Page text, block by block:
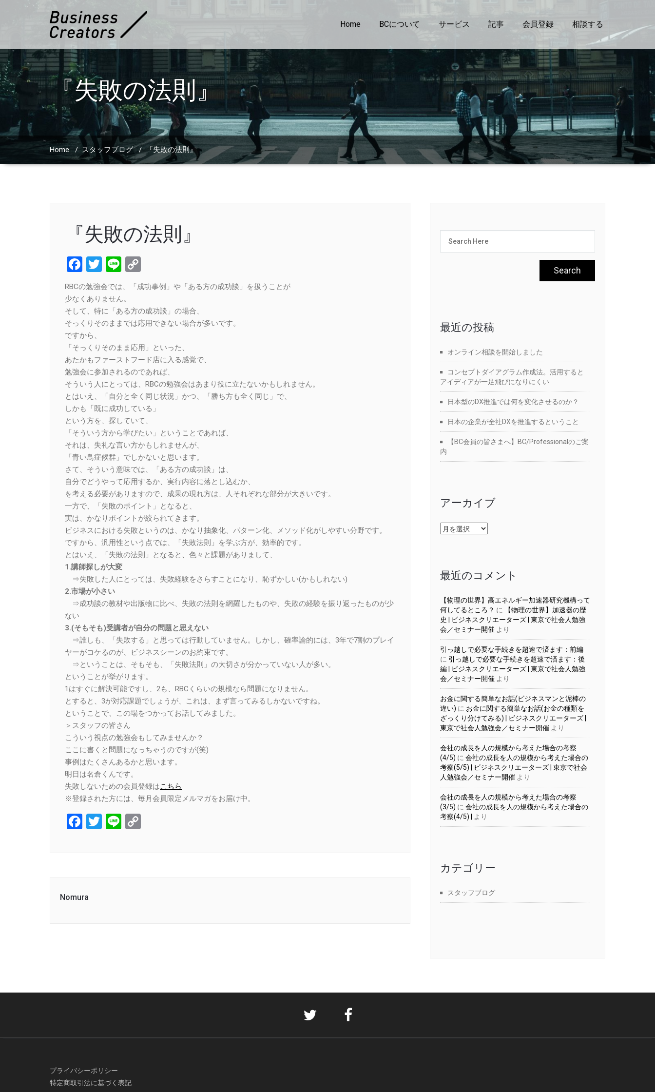
Home BCについて サービス 記事 会員登録 相談する
『失敗の法則』
Home / スタッフブログ/ 『失敗の法則』
『失敗の法則』
Facebook
Twitter
Line
Link
RBCの勉強会では、「成功事例」や「ある方の成功談」を扱うことが
少なくありません。
そして、特に「ある方の成功談」の場合、
そっくりそのままでは応用できない場合が多いです。
ですから、
「そっくりそのまま応用」といった、
あたかもファーストフード店に入る感覚で、
勉強会に参加されるのであれば、
そういう人にとっては、RBCの勉強会はあまり役に立たないかもしれません。
とはいえ、「自分と全く同じ状況」かつ、「勝ち方も全く同じ」で、
しかも「既に成功している」
という方を、探していて、
「そういう方から学びたい」ということであれば、
それは、失礼な言い方かもしれませんが、
「青い鳥症候群」でしかないと思います。
さて、そういう意味では、「ある方の成功談」は、
自分でどうやって応用するか、実行内容に落とし込むか、
を考える必要がありますので、成果の現れ方は、人それぞれな部分が大きいです。
一方で、「失敗のポイント」となると、
実は、かなりポイントが絞られてきます。
ビジネスにおける失敗というのは、かなり抽象化、パターン化、メソッド化がしやすい分野です。
ですから、汎用性という点では、「失敗法則」を学ぶ方が、効率的です。
とはいえ、「失敗の法則」となると、色々と課題がありまして、
1.講師探しが大変
⇒失敗した人にとっては、失敗経験をさらすことになり、恥ずかしい(かもしれない)
2.市場が小さい
⇒成功談の教材や出版物に比べ、失敗の法則を網羅したものや、失敗の経験を振り返ったものが少
ない
3.(そもそも)受講者が自分の問題と思えない
⇒誰しも、「失敗する」と思っては行動していません。しかし、確率論的には、3年で7割のプレイ
ヤーがコケるのが、ビジネスシーンのお約束です。
⇒ということは、そもそも、「失敗法則」の大切さが分かっていない人が多い。
ということが挙がります。
1はすぐに解決可能ですし、2も、RBCくらいの規模なら問題になりません。
とすると、3が対応課題でしょうが、これは、まず言ってみるしかないですね。
ということで、この場をつかってお話してみました。
＞スタッフの皆さん
こういう視点の勉強会もしてみませんか？
ここに書くと問題になっちゃうのですが(笑)
事例はたくさんあるかと思います。
明日は名倉くんです。
失敗しないための会員登録はこちら
※登録された方には、毎月会員限定メルマガをお届け中。
Facebook
Twitter
Line
Nomura
最近の投稿
オンライン相談を開始しました
コンセプトダイアグラム作成法。活用すると
アイディアが一足飛びになりにくい
日本型のDX推進では何を変化させるのか？
日本の企業が全社DXを推進するということ
【BC会員の皆さまへ】BC/Professionalのご案
内
アーカイブ
ア
ー
最近のコメント
【物理の世界】高エネルギー加速器研究機構って
何してるところ？ に
【物理の世界】加速器の歴
史 | ビジネスクリエーターズ | 東京で社会人勉強
会／セミナー開催 より
引っ越しで必要な手続きを超速で済ます：前編
に 引っ越しで必要な手続きを超速で済ます：後
編 | ビジネスクリエーターズ | 東京で社会人勉強
会／セミナー開催 より
お金に関する簡単なお話(ビジネスマンと泥棒の
違い) に お金に関する簡単なお話(お金の種類を
ざっくり分けてみる) | ビジネスクリエーターズ |
東京で社会人勉強会／セミナー開催 より
会社の成長を人の規模から考えた場合の考察
(4/5) に 会社の成長を人の規模から考えた場合の
考察(5/5) | ビジネスクリエーターズ | 東京で社会
人勉強会／セミナー開催 より
会社の成長を人の規模から考えた場合の考察
(3/5) に 会社の成長を人の規模から考えた場合の
考察(4/5) |
より
カテゴリー
スタッフブログ
プライバシーポリシー
特定商取引法に基づく表記